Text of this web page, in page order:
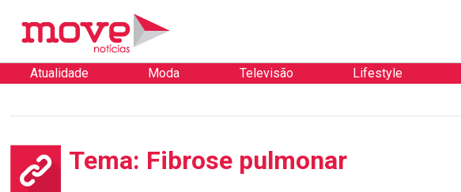
Atualidade Moda Televisão Lifestyle
Tema: Fibrose pulmonar